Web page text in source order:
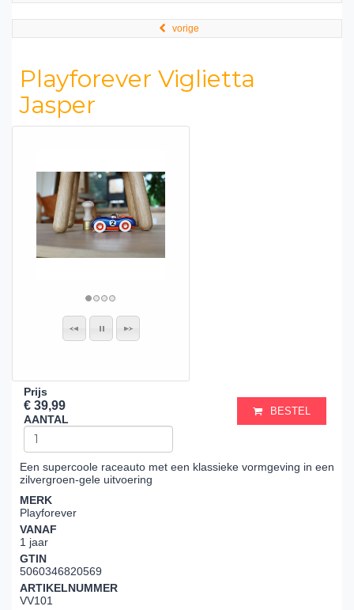
vorige
Playforever Viglietta
Jasper
Prijs
€ 39,99
AANTAL
BESTEL
Een supercoole raceauto met een klassieke vormgeving in een
zilvergroen-gele uitvoering
MERK
Playforever
VANAF
1 jaar
GTIN
5060346820569
ARTIKELNUMMER
VV101